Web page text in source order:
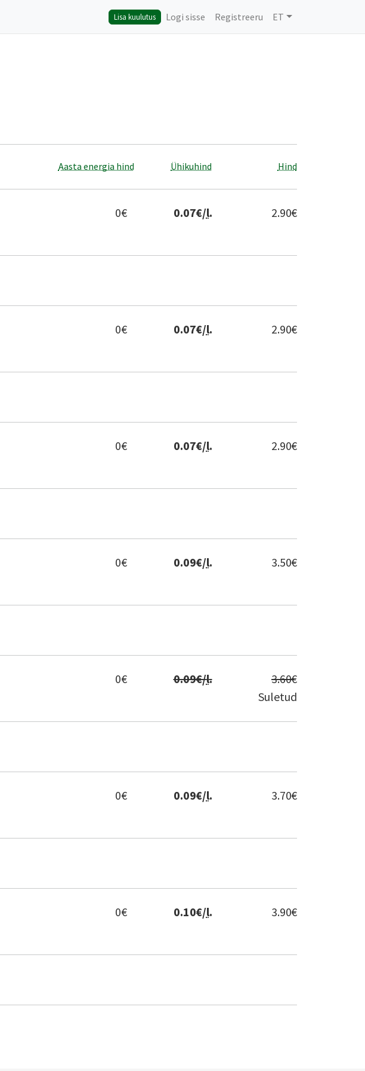
Lisa kuulutus Logi sisse Registreeru ET
Aasta energia hind Ühikuhind Hind
2.90€
0.07€/l.
0€
2.90€
0.07€/l.
0€
2.90€
0.07€/l.
0€
3.50€
0.09€/l.
0€
3.60€
Suletud
0.09€/l.
0€
3.70€
0.09€/l.
0€
3.90€
0.10€/l.
0€